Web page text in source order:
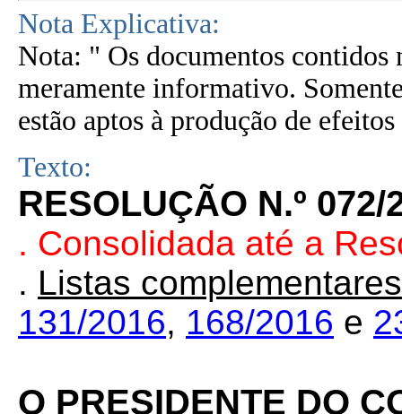
Nota Explicativa:
Nota: " Os documentos contidos
meramente informativo.
estão aptos à produção de
Texto:
RESOLUÇÃO N.º 072/
. Consolidada até a
. Listas complementares
131/2016, 168/2016 e
O PRESIDENTE DO